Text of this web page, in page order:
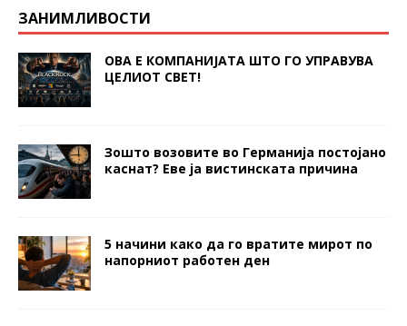
ЗАНИМЛИВОСТИ
ОВА Е КОМПАНИЈАТА ШТО ГО УПРАВУВА
ЦЕЛИОТ СВЕТ!
Зошто возовите во Германија постојано
каснат? Еве ја вистинската причина
5 начини како да го вратите мирот по
напорниот работен ден